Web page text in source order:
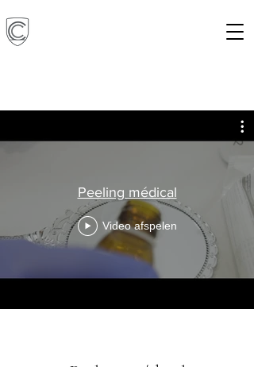
Peeling médical
Video afspelen